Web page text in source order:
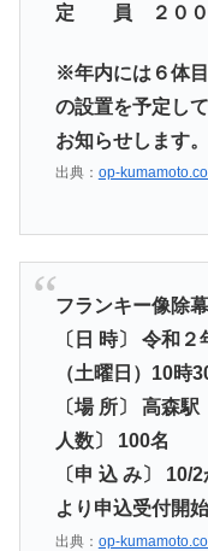
定 員 ２００
※年内には６体
の設置を予定し
お知らせします。
出典： op-
フランキー像除
〔日 時〕 令和
（土曜日）10時
〔場 所〕 高森
人数〕 100名
〔申 込 み〕 10/
より申込受付開始
出典： op-